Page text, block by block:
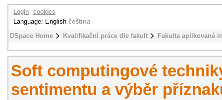
DSpace Home Kvalifikační práce dle fakult Fakulta aplikované
Login cookies
Language: English čeština
Soft computingové
sentimentu a výběr